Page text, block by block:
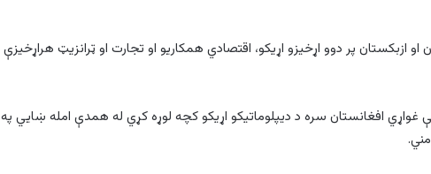
پر دوو اړخيزو اړيکو، اقتصادي همکاريو او تجارت او ټرانزيټ هراړخيزې
غواړي افغانستان سره د ديپلوماتيکو اړيکو کچه لوړه کړي له همدې امله ښايي په